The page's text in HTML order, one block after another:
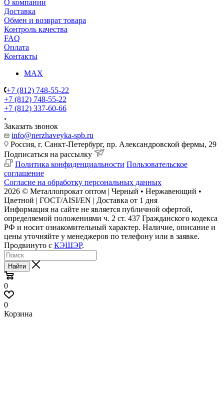
О компании
Доставка
Обмен и возврат товара
Контроль качества
FAQ
Оплата
Контакты
MAX
+7 (812) 748-55-22
+7 (812) 748-55-22
+7 (812) 337-60-66
Заказать звонок
info@nerzhaveyka-spb.ru
Россия, г. Санкт-Петербург, пр. Александровской фермы, 29
Подписаться на рассылку
Политика конфиденциальности Пользовательское
соглашение
Согласие на обработку персональных данных
2026 © Металлопрокат оптом | Черный • Нержавеющий •
Цветной | ГОСТ/AISI/EN | Доставка от 1 дня
Информация на сайте не является публичной офертой,
определяемой положениями ч. 2 ст. 437 Гражданского кодекса
РФ и носит ознакомительный характер. Наличие, описание и
цены уточняйте у менеджеров по телефону или в заявке.
Продвинуто с КЭШЭР.
Найти
0
0
Корзина